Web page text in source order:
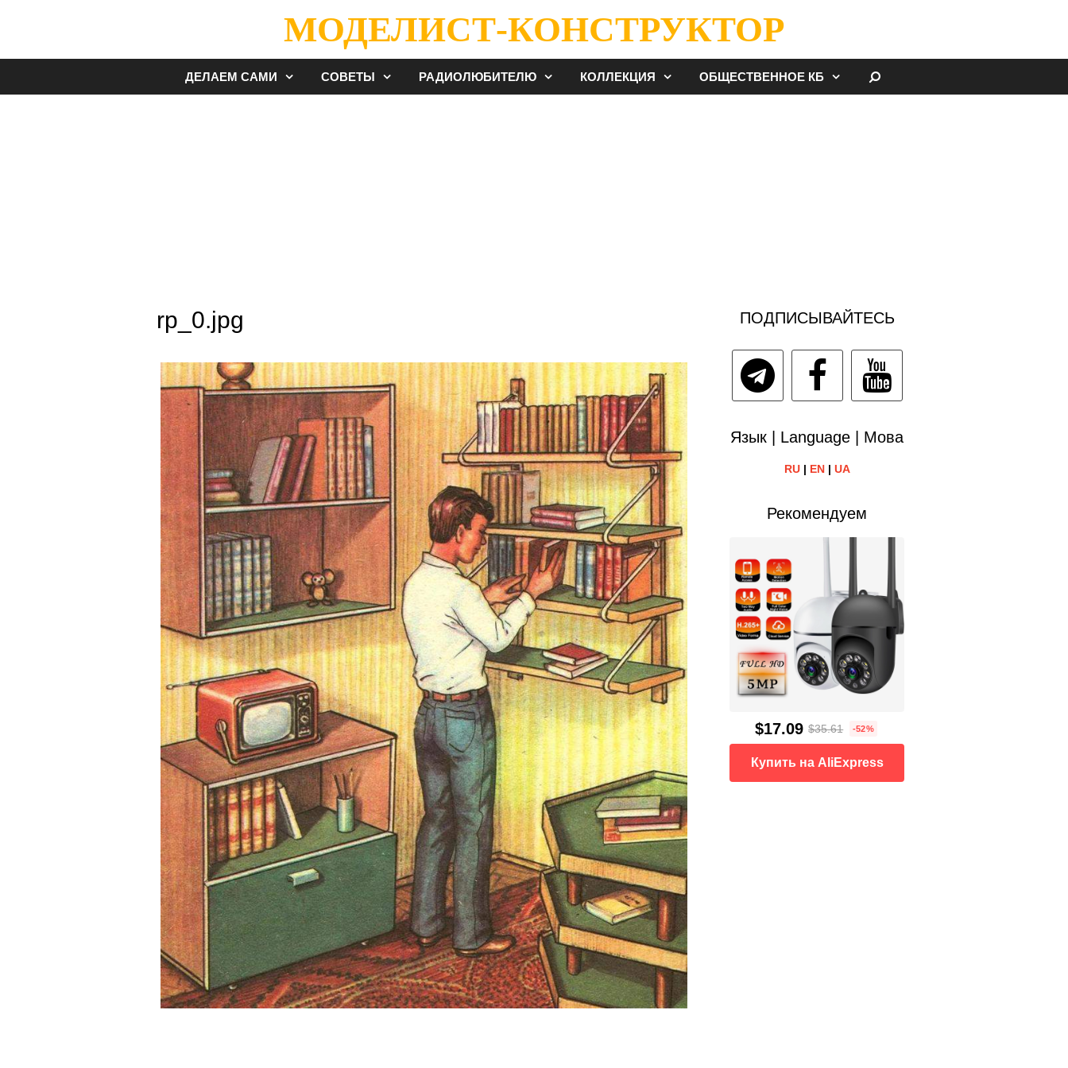
МОДЕЛИСТ-КОНСТРУКТОР
ДЕЛАЕМ САМИ СОВЕТЫ РАДИОЛЮБИТЕЛЮ КОЛЛЕКЦИЯ ОБЩЕСТВЕННОЕ КБ
rp_0.jpg ПОДПИСЫВАЙТЕСЬ
Язык | Language | Мова
RU| EN| UA
Рекомендуем
$17.09 $35.61 -52%
Купить на AliExpress